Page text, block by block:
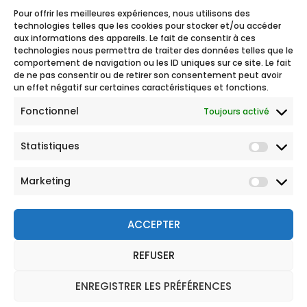
Pour offrir les meilleures expériences, nous utilisons des
technologies telles que les cookies pour stocker et/ou accéder
aux informations des appareils. Le fait de consentir à ces
technologies nous permettra de traiter des données telles que le
comportement de navigation ou les ID uniques sur ce site. Le fait
de ne pas consentir ou de retirer son consentement peut avoir
un effet négatif sur certaines caractéristiques et fonctions.
Fonctionnel Toujours activé
Statistiques
Marketing
ACCEPTER
REFUSER
ENREGISTRER LES PRÉFÉRENCES